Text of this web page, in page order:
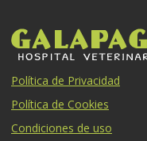
Política de Privacidad
Política de Cookies
Condiciones de uso